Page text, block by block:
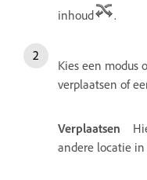
inhoud
.
Kies een modus
verplaatsen of
Verplaatsen
andere locatie